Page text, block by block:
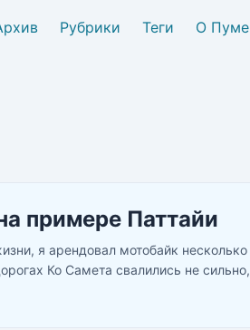
Рубрики Теги О Пуме
примере Паттайи
я арендовал мотобайк несколько
Ко Самета свалились не сильно,
как новенький, один раз в городе в